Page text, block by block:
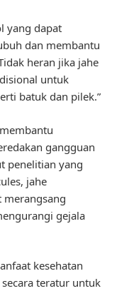
yang dapat
dan membantu
heran jika jahe
untuk
batuk dan pilek.”
gangguan
penelitian yang
jahe
merangsang
gejala
kesehatan
teratur untuk